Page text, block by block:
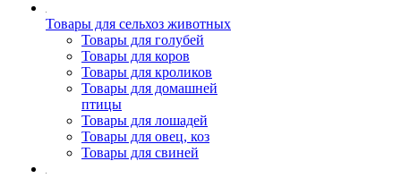
Товары для сельхоз животных
Товары для голубей
Товары для коров
Товары для кроликов
Товары для домашней
птицы
Товары для лошадей
Товары для овец, коз
Товары для свиней